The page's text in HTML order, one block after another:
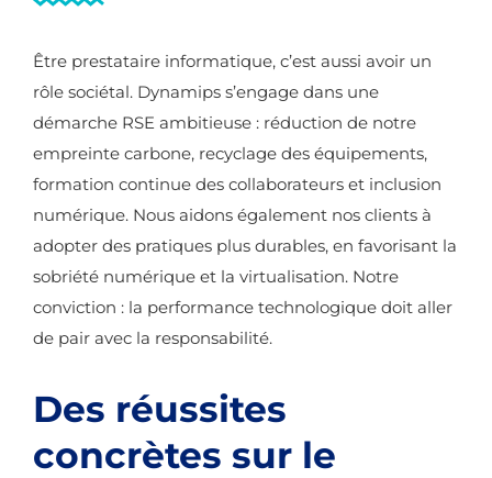
Être prestataire informatique, c’est aussi avoir un
rôle sociétal. Dynamips s’engage dans une
démarche RSE ambitieuse : réduction de notre
empreinte carbone, recyclage des équipements,
formation continue des collaborateurs et inclusion
numérique. Nous aidons également nos clients à
adopter des pratiques plus durables, en favorisant la
sobriété numérique et la virtualisation. Notre
conviction : la performance technologique doit aller
de pair avec la responsabilité.
Des réussites
concrètes sur le